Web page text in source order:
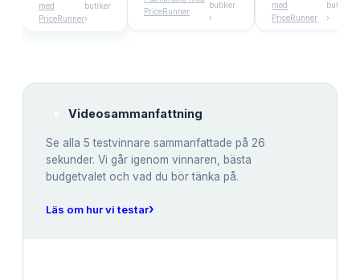
med
PriceRunner
butiker
›
PriceRunner
butiker
›
med
PriceRunner
butiker
›
Videosammanfattning
Se alla 5 testvinnare sammanfattade på 26
sekunder. Vi går igenom vinnaren, bästa
budgetvalet och vad du bör tänka på.
Läs om hur vi testar›